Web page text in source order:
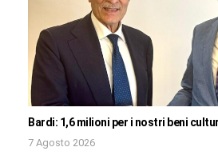
Bardi: 1,6 milioni per i nostri beni
7 Agosto 2026